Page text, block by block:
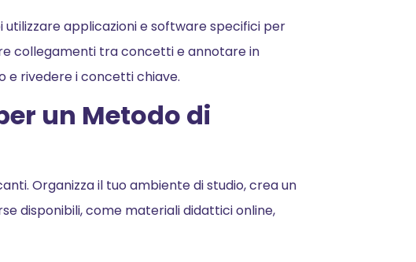
applicazioni e software specifici per
collegamenti tra concetti e annotare in
e rivedere i concetti chiave.
un Metodo di
Organizza il tuo ambiente di studio, crea un
disponibili, come materiali didattici online,